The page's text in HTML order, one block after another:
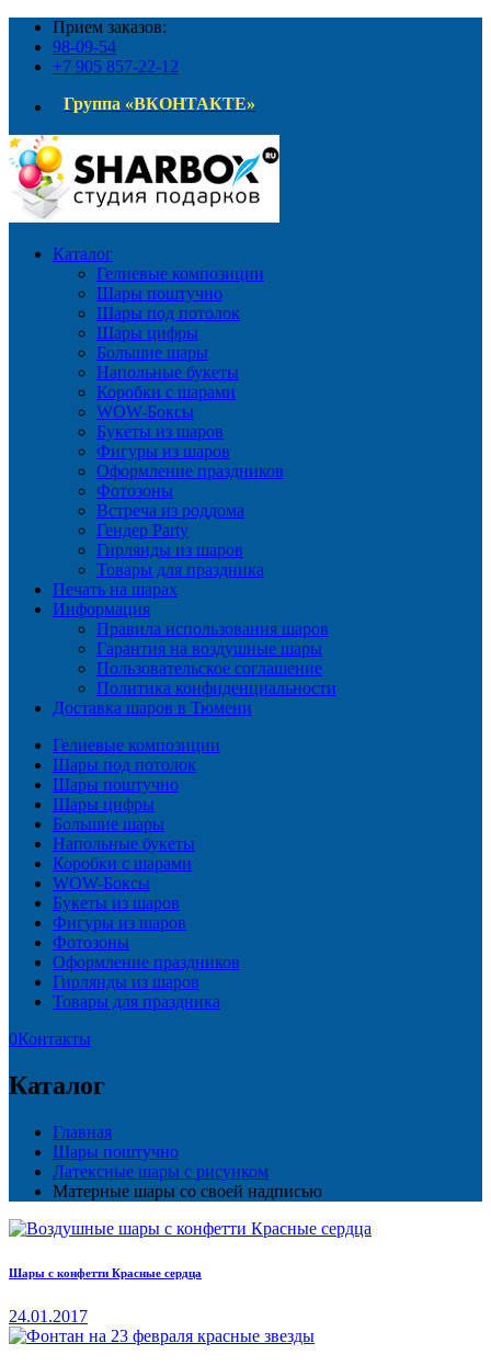
Прием заказов:
98-09-54
+7 905 857-22-12
Группа «ВКОНТАКТЕ»
Каталог
Гелиевые композиции
Шары поштучно
Шары под потолок
Шары цифры
Большие шары
Напольные букеты
Коробки с шарами
WOW-Боксы
Букеты из шаров
Фигуры из шаров
Оформление праздников
Фотозоны
Встреча из роддома
Гендер Party
Гирлянды из шаров
Товары для праздника
Печать на шарах
Информация
Правила использования шаров
Гарантия на воздушные шары
Пользовательское соглашение
Политика конфиденциальности
Доставка шаров в Тюмени
Гелиевые композиции
Шары под потолок
Шары поштучно
Шары цифры
Большие шары
Напольные букеты
Коробки с шарами
WOW-Боксы
Букеты из шаров
Фигуры из шаров
Фотозоны
Оформление праздников
Гирлянды из шаров
Товары для праздника
0Контакты
Каталог
Главная
Шары поштучно
Латексные шары с рисунком
Матерные шары со своей надписью
Шары с конфетти Красные сердца
24.01.2017